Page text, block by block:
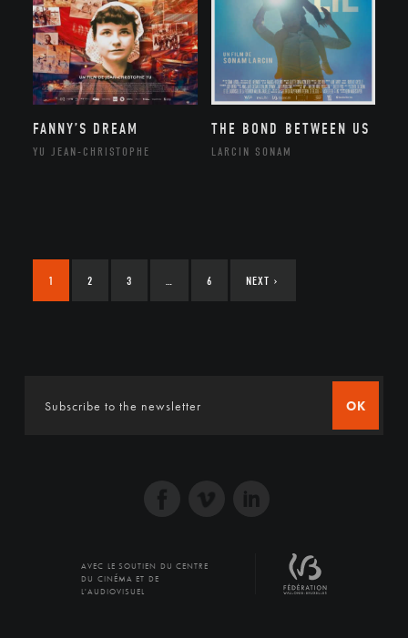
FANNY’S DREAM
YU JEAN-CHRISTOPHE
THE BOND BETWEEN US
LARCIN SONAM
1 2 3 … 6 NEXT ›
OK
AVEC LE SOUTIEN DU CENTRE
DU CINÉMA ET DE
L'AUDIOVISUEL